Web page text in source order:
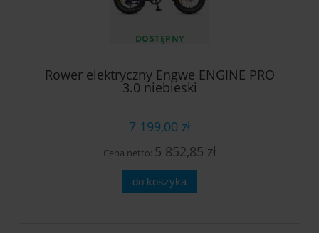
DOSTĘPNY
Rower elektryczny Engwe ENGINE PRO
3.0 niebieski
7 199,00 zł
Cena netto: 5 852,85 zł
do koszyka